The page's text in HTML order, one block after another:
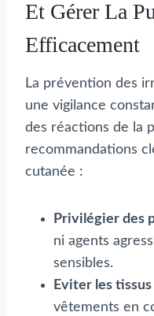
Et Gérer La
Efficacement
La prévention des
une vigilance
des réactions de la
recommandations
cutanée :
Privilégier des
ni agents
sensibles.
Eviter les
vêtements en